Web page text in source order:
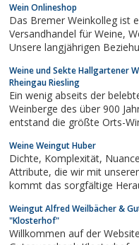
Wein Onlineshop
Das Bremer Weinkolleg ist
Versandhandel für Weine, Weinraritäten und edle Spirituosen.
Unsere langjährigen
Produkte.
Weine und Sekte Hallgartener
Rheingau Riesling
Ein wenig abseits der
Weinberge des über 900
entstand die größte Orts-
Durch moderne
schonend ausgebaut und...
Weine Weingut Huber
Dichte, Komplexität, Nuancenreichtum und Eleganz sind die
Attribute, die wir mit unseren Spätburgundern verbinden. Hinzu
kommt das sorgfältige
und vor allem gut altern
wie Bernhard...
Weingut Alfred Weilbächer &
"Klosterhof"
Willkommen auf der